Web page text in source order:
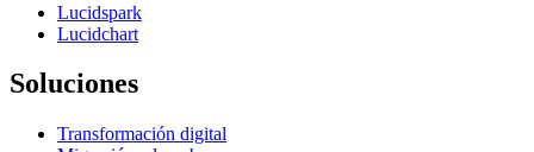
Lucidspark
Lucidchart
Soluciones
Transformación digital